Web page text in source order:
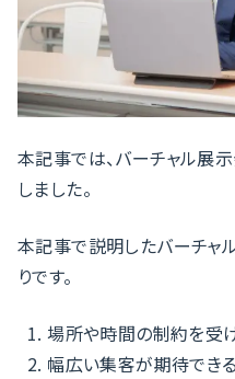
本記事では、バーチャル展
しました。
本記事で説明したバーチャ
りです。
場所や時間の制約を受
幅広い集客が期待できる